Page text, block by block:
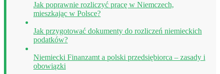
Jak poprawnie rozliczyć pracę w Niemczech,
mieszkając w Polsce?
Jak przygotować dokumenty do rozliczeń niemieckich
podatków?
Niemiecki Finanzamt a polski przedsiębiorca – zasady i
obowiązki